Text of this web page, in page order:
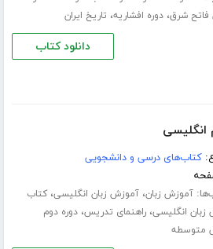
فاتح شرق،دوره افشاریه، تاریخ ایران
دانلود کتاب
انگلیسی
کتاب‌های درسی و دانشجویی
آموزش زبان،آموزش زبان انگلیسی،کتاب
زبان انگلیسی،راهنمای تدریس،دوره دوم
متوسطه